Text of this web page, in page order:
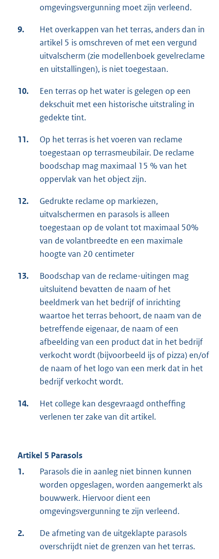
omgevingsvergunning moet zijn verleend.
9.
Het overkappen van het terras, anders dan in
artikel 5 is omschreven of met een vergund
uitvalscherm (zie modellenboek gevelreclame
en uitstallingen), is niet toegestaan.
10.
Een terras op het water is gelegen op een
dekschuit met een historische uitstraling in
gedekte tint.
11.
Op het terras is het voeren van reclame
toegestaan op terrasmeubilair. De reclame
boodschap mag maximaal 15 % van het
oppervlak van het object zijn.
12.
Gedrukte reclame op markiezen,
uitvalschermen en parasols is alleen
toegestaan op de volant tot maximaal 50%
van de volantbreedte en een maximale
hoogte van 20 centimeter
13.
Boodschap van de reclame-uitingen mag
uitsluitend bevatten de naam of het
beeldmerk van het bedrijf of inrichting
waartoe het terras behoort, de naam van de
betreffende eigenaar, de naam of een
afbeelding van een product dat in het bedrijf
verkocht wordt (bijvoorbeeld ijs of pizza) en/of
de naam of het logo van een merk dat in het
bedrijf verkocht wordt.
14.
Het college kan desgevraagd ontheffing
verlenen ter zake van dit artikel.
Artikel 5 Parasols
1.
Parasols die in aanleg niet binnen kunnen
worden opgeslagen, worden aangemerkt als
bouwwerk. Hiervoor dient een
omgevingsvergunning te zijn verleend.
2.
De afmeting van de uitgeklapte parasols
overschrijdt niet de grenzen van het terras.